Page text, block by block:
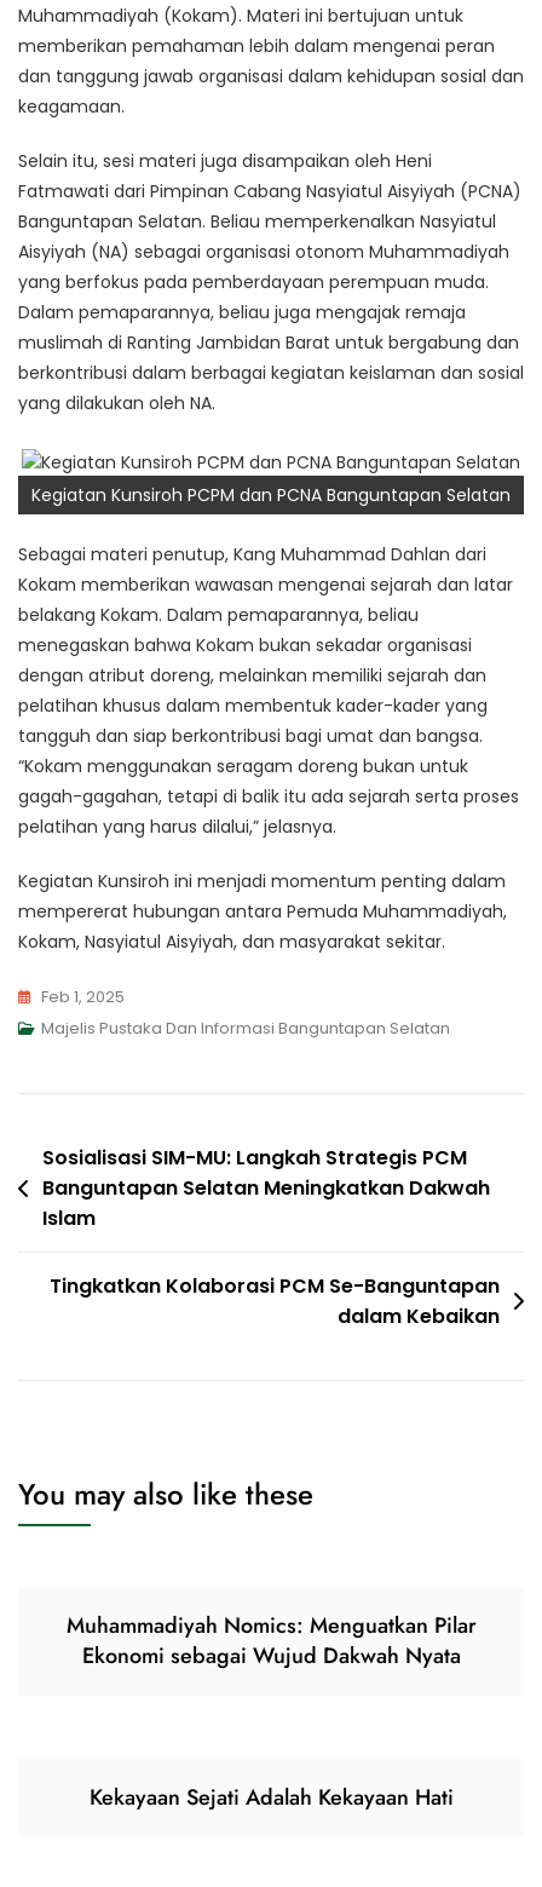
Muhammadiyah (Kokam). Materi ini bertujuan untuk
memberikan pemahaman lebih dalam mengenai peran
dan tanggung jawab organisasi dalam kehidupan sosial dan
keagamaan.
Selain itu, sesi materi juga disampaikan oleh Heni
Fatmawati dari Pimpinan Cabang Nasyiatul Aisyiyah (PCNA)
Banguntapan Selatan. Beliau memperkenalkan Nasyiatul
Aisyiyah (NA) sebagai organisasi otonom Muhammadiyah
yang berfokus pada pemberdayaan perempuan muda.
Dalam pemaparannya, beliau juga mengajak remaja
muslimah di Ranting Jambidan Barat untuk bergabung dan
berkontribusi dalam berbagai kegiatan keislaman dan sosial
yang dilakukan oleh NA.
Kegiatan Kunsiroh PCPM dan PCNA Banguntapan Selatan
Sebagai materi penutup, Kang Muhammad Dahlan dari
Kokam memberikan wawasan mengenai sejarah dan latar
belakang Kokam. Dalam pemaparannya, beliau
menegaskan bahwa Kokam bukan sekadar organisasi
dengan atribut doreng, melainkan memiliki sejarah dan
pelatihan khusus dalam membentuk kader-kader yang
tangguh dan siap berkontribusi bagi umat dan bangsa.
“Kokam menggunakan seragam doreng bukan untuk
gagah-gagahan, tetapi di balik itu ada sejarah serta proses
pelatihan yang harus dilalui,” jelasnya.
Kegiatan Kunsiroh ini menjadi momentum penting dalam
mempererat hubungan antara Pemuda Muhammadiyah,
Kokam, Nasyiatul Aisyiyah, dan masyarakat sekitar.
Feb 1, 2025
Majelis Pustaka Dan Informasi Banguntapan Selatan
Navigasi
pos
Sosialisasi SIM-MU: Langkah Strategis PCM
Banguntapan Selatan Meningkatkan Dakwah
Islam
Tingkatkan Kolaborasi PCM Se-Banguntapan
dalam Kebaikan
You may also like these
Muhammadiyah Nomics: Menguatkan Pilar
Ekonomi sebagai Wujud Dakwah Nyata
Kekayaan Sejati Adalah Kekayaan Hati